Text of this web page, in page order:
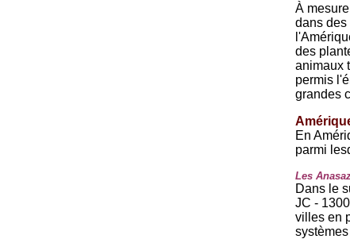
À
dans des
des
animaux
permis
grandes
En
parmi
Les
Dans le
JC -
villes en